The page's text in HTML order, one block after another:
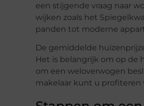
een stijgende vraag naar
wijken zoals het
panden tot moderne
De gemiddelde
Het is belangrijk om op
om een weloverwogen
makelaar kunt u profiteren